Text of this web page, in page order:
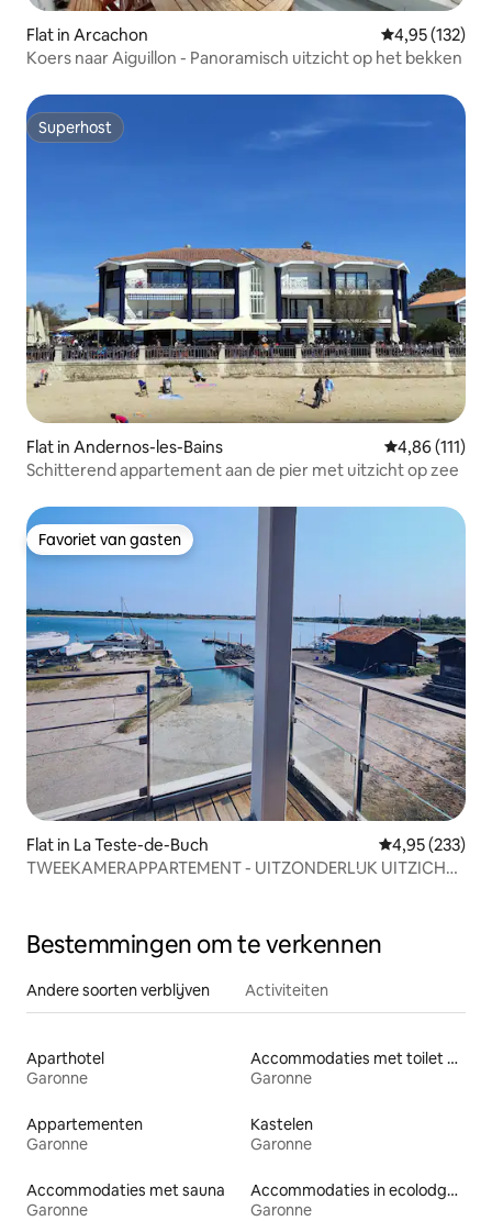
Flat in Arcachon Gemiddelde
4,95 (132)
Koers naar Aiguillon - Panoramisch uitzicht op het bekken
Superhost
Superhost
Flat in Andernos-les-Bains Gemiddelde
4,86 (111)
Schitterend appartement aan de pier met uitzicht op zee
Favoriet van gasten
Favoriet van gasten
Flat in La Teste-de-Buch Gemiddelde
4,95 (233)
TWEEKAMERAPPARTEMENT - UITZONDERLIJK UITZICHT
Bestemmingen om te verkennen
Andere soorten verblijven Activiteiten
Aparthotel
Garonne
Accommodaties met toilet op toegankelijke hoogte
Garonne
Appartementen
Garonne
Kastelen
Garonne
Accommodaties met sauna
Garonne
Accommodaties in ecolodges
Garonne